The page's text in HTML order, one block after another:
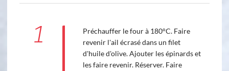
1
Préchauffer le four à 180°C. Faire
revenir l'ail écrasé dans un filet
d'huile d'olive. Ajouter les épinards et
les faire revenir. Réserver. Faire